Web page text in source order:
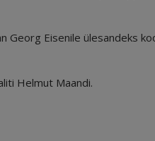
Georg Eisenile ülesandeks
Helmut Maandi.